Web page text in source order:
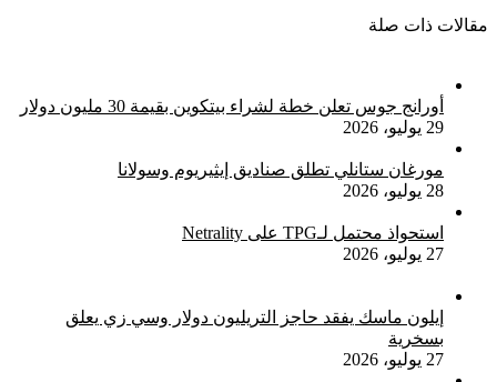
مقالات ذات صلة
أورانج جوس تعلن خطة لشراء بيتكوين بقيمة 30 مليون دولار
29 يوليو، 2026
مورغان ستانلي تطلق صناديق إيثيريوم وسولانا
28 يوليو، 2026
استحواذ محتمل لـTPG على Netrality
27 يوليو، 2026
إيلون ماسك يفقد حاجز التريليون دولار وسي زي يعلق
بسخرية
27 يوليو، 2026